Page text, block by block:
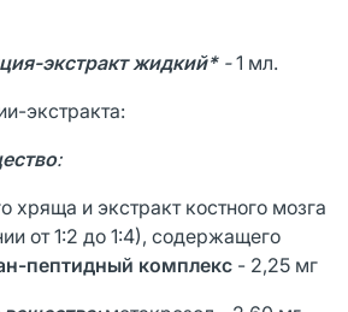
экстракт жидкий* -1 мл.
экстракта:
:
хряща и экстракт костного мозга
от 1:2 до 1:4), содержащего
пептидный комплекс - 2,25 мг